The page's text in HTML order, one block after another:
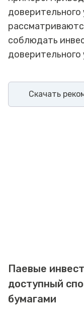
соблюдать
Скачать
Паевые
доступный
бумагами